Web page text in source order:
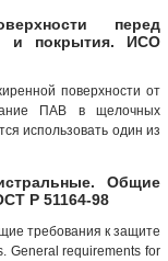
перед
и покрытия. ИСО
поверхности от
ПАВ в щелочных
использовать один из
Общие
Р 51164-98
требования к защите
General requirements for